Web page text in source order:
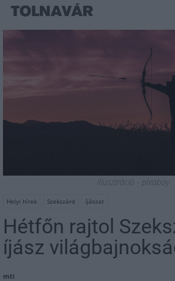
illusztráció - pixabay
Helyi hírek Szekszárd íjászat
Hétfőn rajtol
íjász
mti